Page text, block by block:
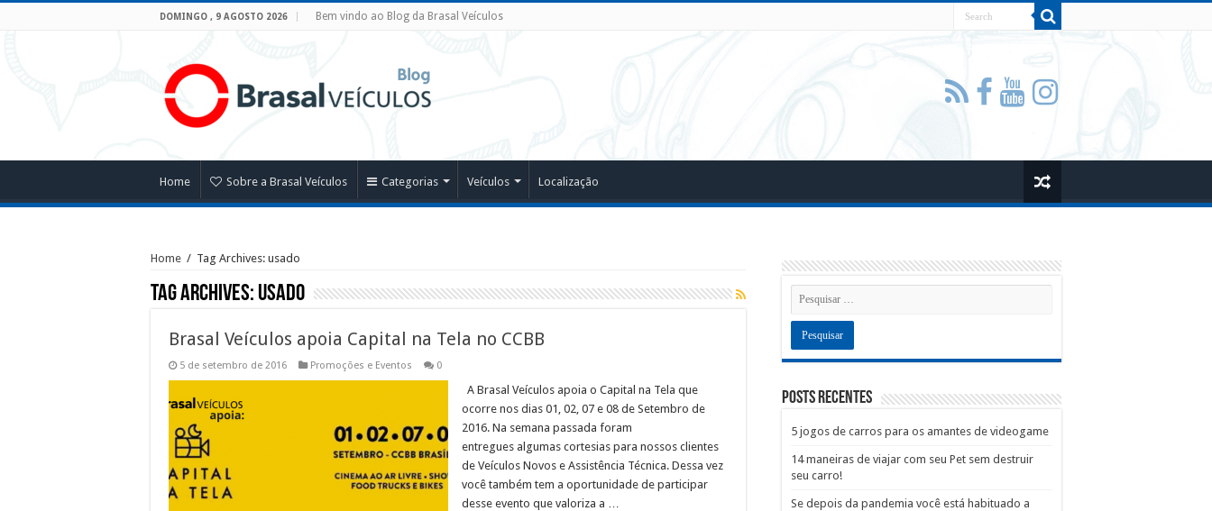
DOMINGO , 9 AGOSTO 2026 Bem vindo ao Blog da Brasal Veículos
Home Sobre a Brasal Veículos Categorias Veículos Localização
Home / Tag Archives: usado
Tag Archives: usado
Brasal Veículos apoia Capital na Tela no CCBB
5 de setembro de 2016 Promoções e Eventos 0
A Brasal Veículos apoia o Capital na Tela que
ocorre nos dias 01, 02, 07 e 08 de Setembro de
2016. Na semana passada foram
entregues algumas cortesias para nossos clientes
de Veículos Novos e Assistência Técnica. Dessa vez
você também tem a oportunidade de participar
desse evento que valoriza a …
Posts recentes
5 jogos de carros para os amantes de videogame
14 maneiras de viajar com seu Pet sem destruir
seu carro!
Se depois da pandemia você está habituado a